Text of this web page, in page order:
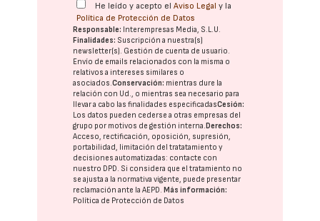
He leído y acepto elAviso Legal y la
Política de Protección de Datos
Responsable: Interempresas Media, S.L.U.
Finalidades: Suscripción a nuestra(s)
newsletter(s). Gestión de cuenta de usuario.
Envío de emails relacionados con la misma o
relativos a intereses similares o
asociados.Conservación: mientras dure la
relación con Ud., o mientras sea necesario para
llevar a cabo las finalidades especificadasCesión:
Los datos pueden cederse a otras empresas del
grupo por motivos de gestión interna. Derechos:
Acceso, rectificación, oposición, supresión,
portabilidad, limitación del tratatamiento y
decisiones automatizadas: contacte con
nuestro DPD. Si considera que el tratamiento no
se ajusta a la normativa vigente, puede presentar
reclamación ante laAEPD. Más información:
Política de Protección de Datos